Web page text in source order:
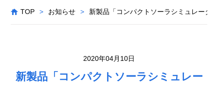
TOP > お知らせ > 新製品「コンパクトソーラシミュレータ
2020年04月10日
新製品「コンパクトソーラシミュレー